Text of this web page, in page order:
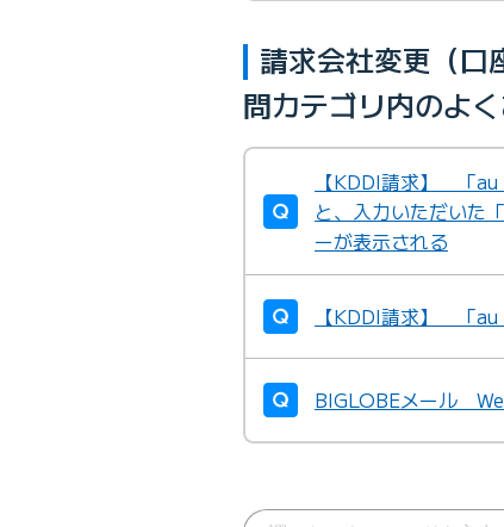
請求会社変更（
問カテゴリ内のよ
【KDDI請求】 「
と、入力いただいた
ーが表示される
【KDDI請求】 「
BIGLOBEメール